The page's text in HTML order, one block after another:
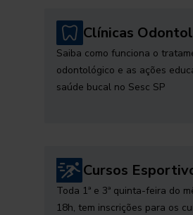
Clínicas
Saiba como funciona o
odontológico e as ações
saúde bucal no Sesc SP
Cursos
Toda 1ª e 3ª quinta-feira do
18h, tem inscrições para os